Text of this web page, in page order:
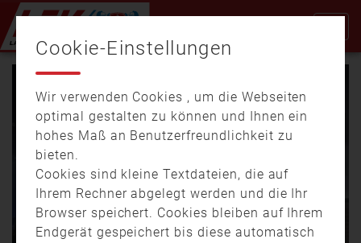
Video
Cookie-Einstellungen
Wir verwenden Cookies , um die Webseiten
optimal gestalten zu können und Ihnen ein
hohes Maß an Benutzerfreundlichkeit zu
bieten.
Cookies sind kleine Textdateien, die auf
Ihrem Rechner abgelegt werden und die Ihr
Browser speichert. Cookies bleiben auf Ihrem
Endgerät gespeichert bis diese automatisch